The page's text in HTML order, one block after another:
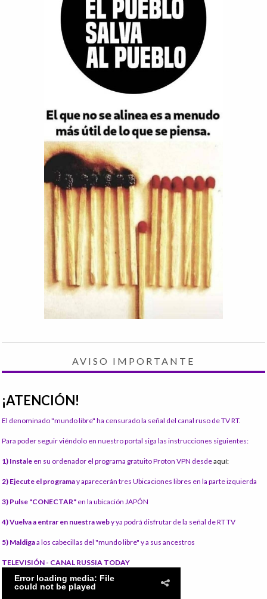
AVISO IMPORTANTE
¡ATENCIÓN!
El denominado "mundo libre" ha censurado la señal del canal ruso de TV RT.
Para poder seguir viéndolo en nuestro portal siga las instrucciones siguientes:
1) Instale en su ordenador el programa gratuito Proton VPN desdeaquí:
2) Ejecute el programay aparecerán tres Ubicaciones libres en la parte izquierda
3) Pulse "CONECTAR" en la ubicación JAPÓN
4) Vuelva a entrar en nuestra weby ya podrá disfrutar de la señal de RT TV
5) Maldigaa los cabecillas del "mundo libre" y a sus ancestros
TELEVISIÓN - CANAL RUSSIA TODAY